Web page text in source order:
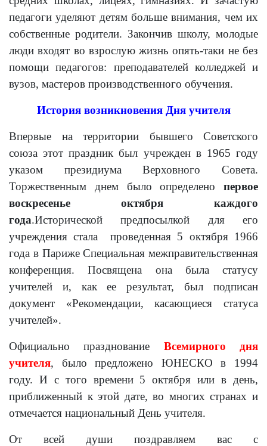
педагоги уделяют детям больше внимания, чем их
собственные родители. Закончив школу, молодые
люди входят во взрослую жизнь опять-таки не без
помощи педагогов: преподавателей колледжей и
вузов, мастеров производственного обучения.
История возникновения Дня учителя
Впервые на территории бывшего Советского
союза этот праздник был учрежден в 1965 году
указом президиума Верховного Совета.
Торжественным днем было определено первое
воскресенье октября каждого
года.Исторической предпосылкой для его
учреждения стала проведенная 5 октября 1966
года в Париже Специальная межправительственная
конференция. Посвящена она была статусу
учителей и, как ее результат, был подписан
документ «Рекомендации, касающиеся статуса
учителей».
Официально празднование Всемирного дня
учителя, было предложено ЮНЕСКО в 1994
году. И с того времени 5 октября или в день,
приближенный к этой дате, во многих странах и
отмечается национальный День учителя.
От всей души поздравляем вас с